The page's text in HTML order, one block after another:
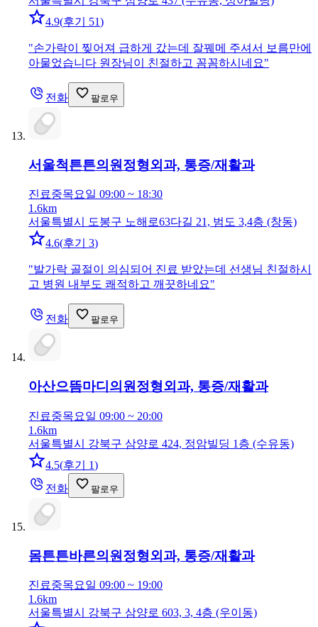
4.9(후기 51)
"손가락이 찢어져 급하게 갔는데 잘꿰메 주셔서 보름만에
아물었습니다 원장님이 친절하고 꼼꼼하시네요"
전화 팔로우
서울척튼튼의원 정형외과, 통증/재활과
진료중목요일 09:00 ~ 18:30
1.6km
서울특별시 도봉구 노해로63다길 21, 범도 3,4층 (창동)
4.6(후기 3)
"발가락 골절이 의심되어 진료 받았는데 선생님 친절하시
고 병원 내부도 쾌적하고 깨끗하네요"
전화 팔로우
아산으뜸마디의원 정형외과, 통증/재활과
진료중목요일 09:00 ~ 20:00
1.6km
서울특별시 강북구 삼양로 424, 정암빌딩 1층 (수유동)
4.5(후기 1)
전화
팔로우
몸튼튼바른의원 정형외과, 통증/재활과
진료중목요일 09:00 ~ 19:00
1.6km
서울특별시 강북구 삼양로 603, 3, 4층 (우이동)